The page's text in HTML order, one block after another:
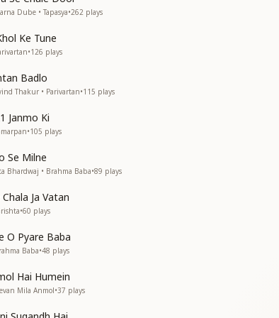
Dube • Tapasya•262 plays
Ke Tune
•126 plays
Badlo
Thakur • Parivartan•115 plays
Janmo Ki
•105 plays
Se Milne
Bhardwaj • Brahma Baba•89 plays
Ja Vatan
•60 plays
O Pyare Baba
Baba•48 plays
Hai Humein
Mila Anmol•37 plays